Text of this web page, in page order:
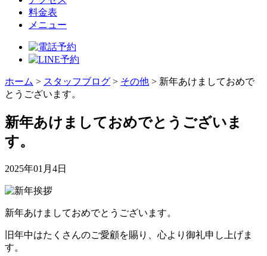
料金表
メニュー
ホーム > スタッフブログ > その他 > 新年あけましておめで
とうございます。
新年あけましておめでとうございま
す。
2025年01月4日
新年あけましておめでとうございます。
旧年中はたくさんのご愛顧を賜り、心より御礼申し上げま
す。